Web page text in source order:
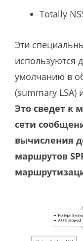
Totally
Эти
используются
умолчанию в
(summary LSA)
Это сведет к
сети
вычисления
маршрутов